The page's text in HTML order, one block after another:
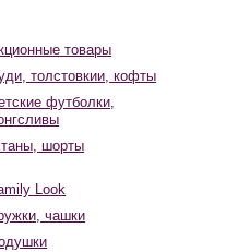
товары
толстовкии, кофты
футболки,
шорты
Look
чашки